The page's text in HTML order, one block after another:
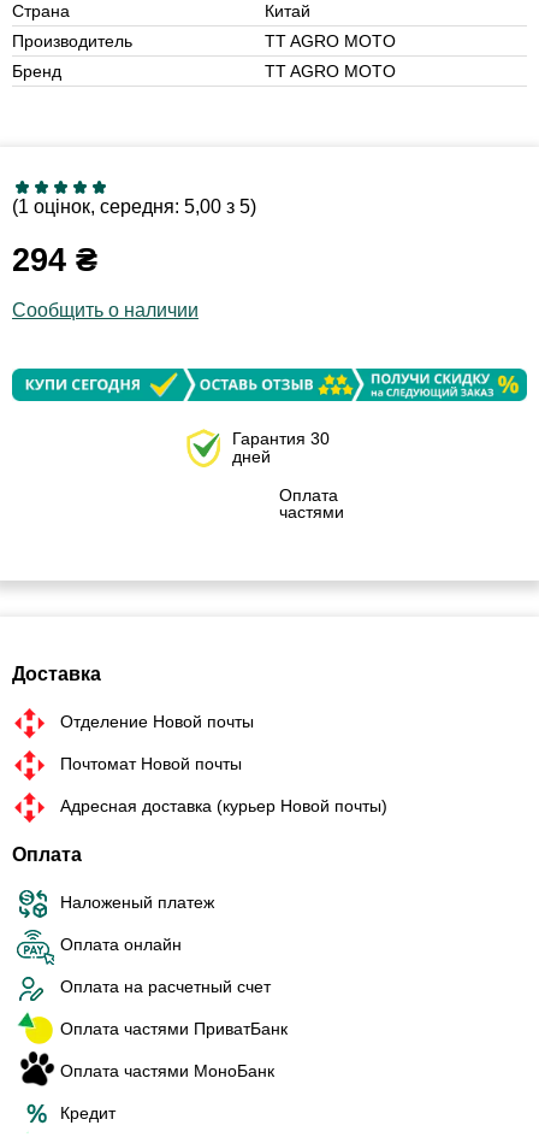
Страна
Китай
Производитель
TT AGRO MOTO
Бренд
TT AGRO MOTO
(1 оцінок, середня: 5,00 з 5)
294 ₴
Сообщить о наличии
Гарантия 30
дней
Оплата
частями
Доставка
Отделение Новой почты
Почтомат Новой почты
Адресная доставка (курьер Новой почты)
Оплата
Наложеный платеж
Оплата онлайн
Оплата на расчетный счет
Оплата частями ПриватБанк
Оплата частями МоноБанк
Кредит